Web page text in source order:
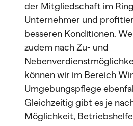
der Mitgliedschaft im
Unternehmer und
besseren Konditionen.
zudem nach Zu- und
können wir im Bereich
Umgebungspflege
Gleichzeitig gibt es je
Möglichkeit,